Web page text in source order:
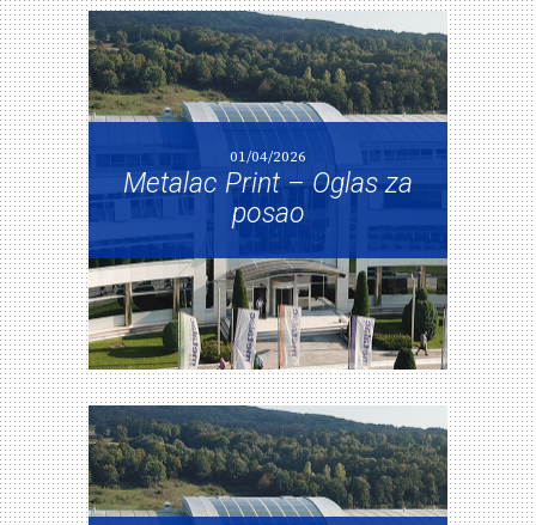
01/04/2026
Metalac Print – Oglas za
posao